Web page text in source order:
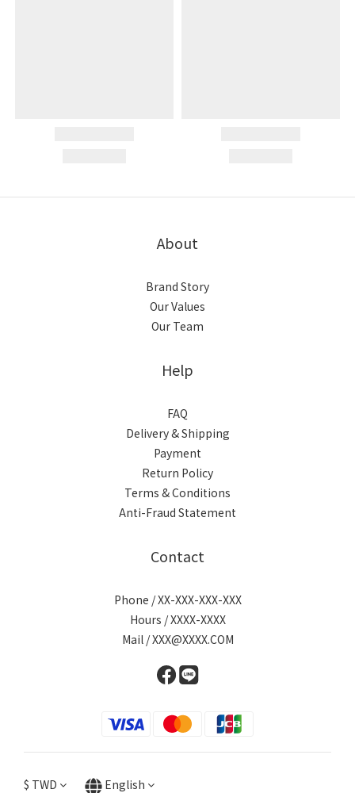
About
Brand Story
Our Values
Our Team
Help
FAQ
Delivery & Shipping
Payment
Return Policy
Terms & Conditions
Anti-Fraud Statement
Contact
Phone / XX-XXX-XXX-XXX
Hours / XXXX-XXXX
Mail / XXX@XXXX.COM
$ TWD English